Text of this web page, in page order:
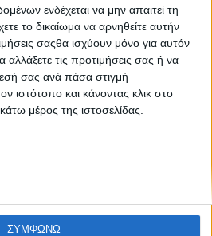
ενδέχεται να μην απαιτεί τη
το δικαίωμα να αρνηθείτε αυτήν
σαςθα ισχύουν μόνο για αυτόν
τις προτιμήσεις σας ή να
σας ανά πάσα στιγμή
ιστότοπο και κάνοντας κλικ στο
μέρος της ιστοσελίδας.
ΣΥΜΦΩΝΩ